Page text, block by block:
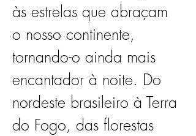
às estrelas que abraçam
o nosso continente,
tornando-o ainda mais
encantador à noite. Do
nordeste brasileiro à Terra
do Fogo, das florestas